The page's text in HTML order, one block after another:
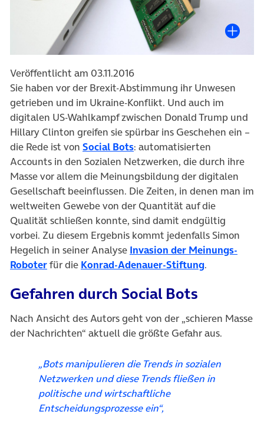
Veröffentlicht am 03.11.2016
Sie haben vor der Brexit-Abstimmung ihr Unwesen
getrieben und im Ukraine-Konflikt. Und auch im
digitalen US-Wahlkampf zwischen Donald Trump und
Hillary Clinton greifen sie spürbar ins Geschehen ein –
die Rede ist von Social Bots(öffnet in neuem Tab)
: automatisierten
Accounts in den Sozialen Netzwerken, die durch ihre
Masse vor allem die Meinungsbildung der digitalen
Gesellschaft beeinflussen. Die Zeiten, in denen man im
weltweiten Gewebe von der Quantität auf die
Qualität schließen konnte, sind damit endgültig
vorbei. Zu diesem Ergebnis kommt jedenfalls Simon
Hegelich in seiner Analyse Invasion der Meinungs-
Roboter(öffnet in neuem Tab)
für die Konrad-Adenauer-Stiftung(öffnet in
.
Gefahren durch Social Bots
Nach Ansicht des Autors geht von der „schieren Masse
der Nachrichten“ aktuell die größte Gefahr aus.
„Bots manipulieren die Trends in sozialen
Netzwerken und diese Trends fließen in
politische und wirtschaftliche
Entscheidungsprozesse ein“,